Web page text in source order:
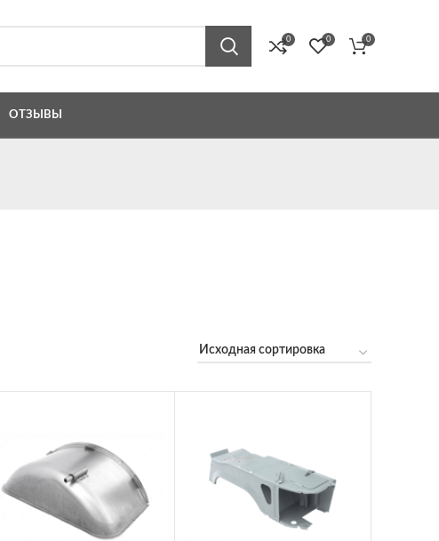
0 0 0
ОТЗЫВЫ